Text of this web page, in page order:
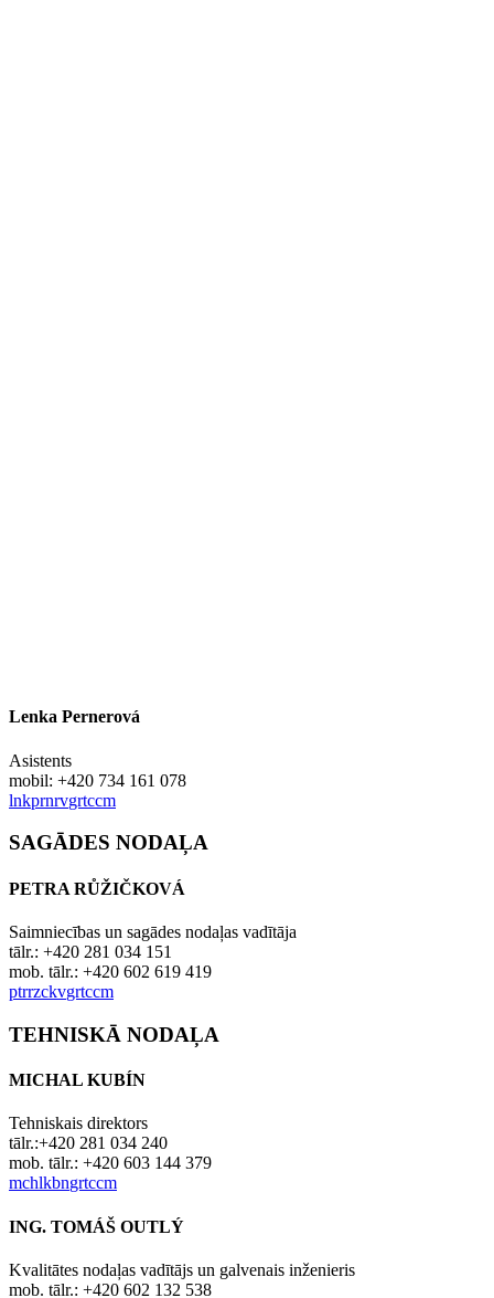
Lenka Pernerová
Asistents
mobil: +420 734 161 078
lnkprnrvgrtccm
SAGĀDES NODAĻA
PETRA RŮŽIČKOVÁ
Saimniecības un sagādes nodaļas vadītāja
tālr.: +420 281 034 151
mob. tālr.: +420 602 619 419
ptrrzckvgrtccm
TEHNISKĀ NODAĻA
MICHAL KUBÍN
Tehniskais direktors
tālr.:+420 281 034 240
mob. tālr.: +420 603 144 379
mchlkbngrtccm
ING. TOMÁŠ OUTLÝ
Kvalitātes nodaļas vadītājs un galvenais inženieris
mob. tālr.: +420 602 132 538